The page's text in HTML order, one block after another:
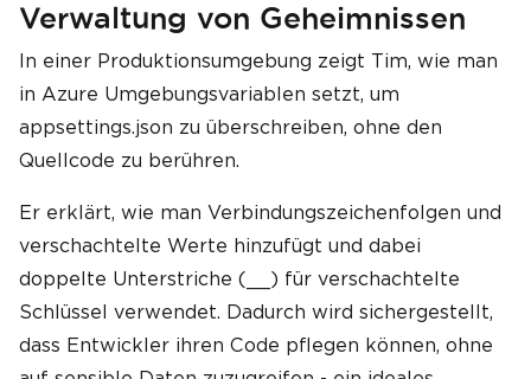
Verwaltung von Geheimnissen
In einer Produktionsumgebung zeigt Tim, wie man
in Azure Umgebungsvariablen setzt, um
appsettings.json zu überschreiben, ohne den
Quellcode zu berühren.
Er erklärt, wie man Verbindungszeichenfolgen und
verschachtelte Werte hinzufügt und dabei
doppelte Unterstriche (__) für verschachtelte
Schlüssel verwendet. Dadurch wird sichergestellt,
dass Entwickler ihren Code pflegen können, ohne